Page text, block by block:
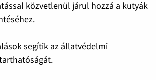
közvetlenül járul hozzá a kutyák
segítik az állatvédelmi